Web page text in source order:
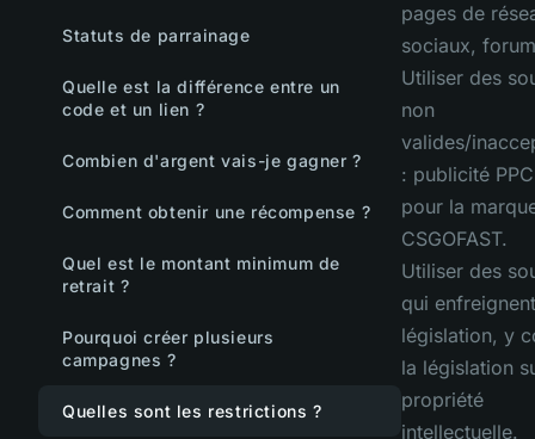
Statuts de parrainage
Quelle est la différence entre un
code et un lien ?
Combien d'argent vais-je gagner ?
Comment obtenir une récompense ?
Quel est le montant minimum de
retrait ?
Pourquoi créer plusieurs
campagnes ?
Quelles sont les restrictions ?
pages de
sociaux,
Utiliser des
non
valides/
: publicité
pour la
CSGOFAST.
Utiliser des
qui
législation, y
la législation
propriété
intellectuelle.